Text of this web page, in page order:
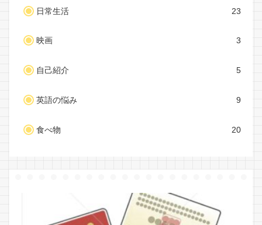
日常生活 23
映画 3
自己紹介 5
英語の悩み 9
食べ物 20